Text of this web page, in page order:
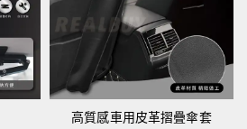
高質感車用皮革摺疊傘套